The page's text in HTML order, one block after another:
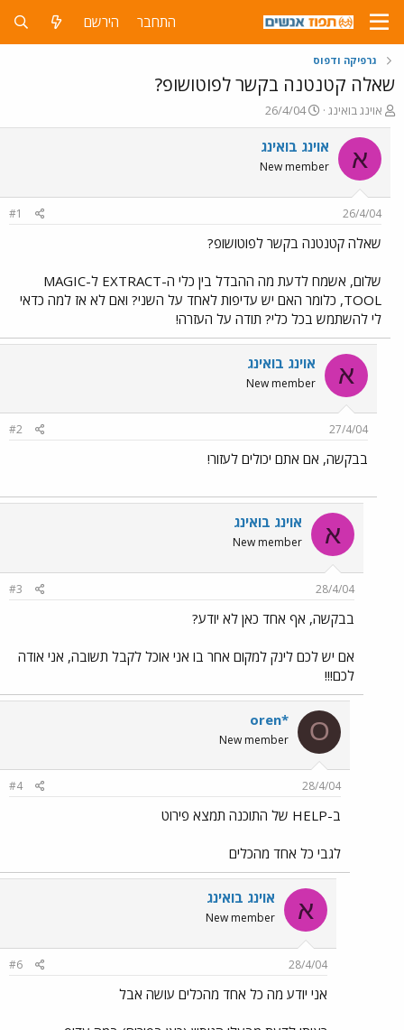
התחבר הירשם
גרפיקה ודפוס
שאלה קטנטנה בקשר לפוטושופ?
פ
ו
ת
ח
ה
ש
א
אוינג בואינג
פ
ו
ר
ם
ר
ך
26/4/04
א אוינג בואינג
New member
26/4/04
#1
שאלה קטנטנה בקשר לפוטושופ?
שלום, אשמח לדעת מה ההבדל בין כלי ה-EXTRACT ל-MAGIC
TOOL, כלומר האם יש עדיפות לאחד על השני? ואם לא אז למה כדאי
לי להשתמש בכל כלי? תודה על העזרה!
א אוינג בואינג
New member
27/4/04
#2
בבקשה, אם אתם יכולים לעזור!
א אוינג בואינג
New member
28/4/04
#3
בבקשה, אף אחד כאן לא יודע?
אם יש לכם לינק למקום אחר בו אני אוכל לקבל תשובה, אני אודה
לכם!!!
O
oren*
New member
28/4/04
#4
ב-HELP של התוכנה תמצא פירוט
לגבי כל אחד מהכלים
א אוינג בואינג
New member
28/4/04
#6
אני יודע מה כל אחד מהכלים עושה אבל